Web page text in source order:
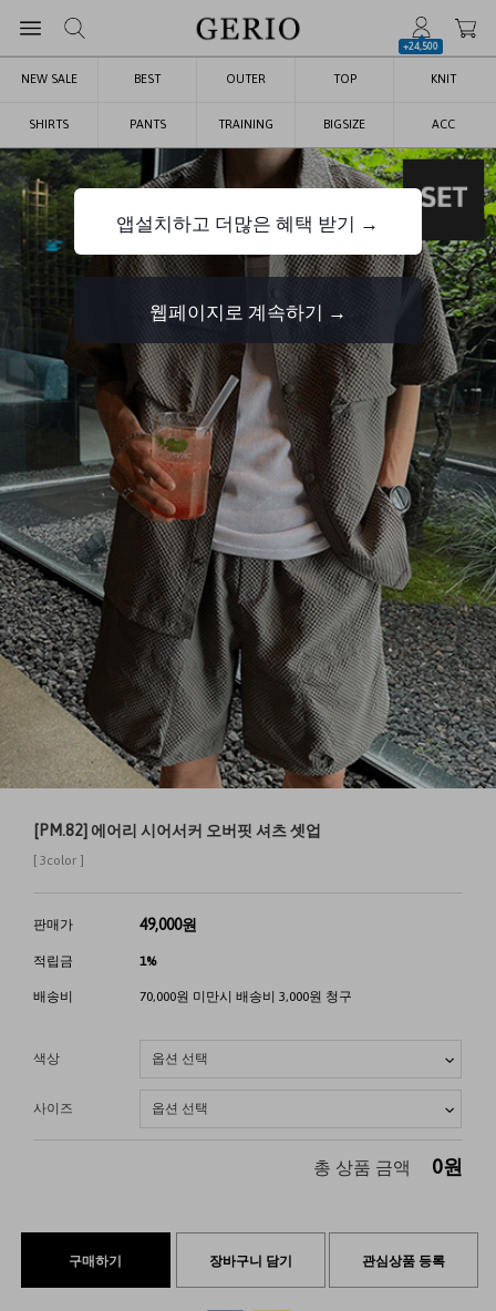
+24,500
NEW SALE BEST OUTER TOP KNIT
SHIRTS PANTS TRAINING BIGSIZE ACC
[PM.82] 에어리 시어서커 오버핏 셔츠 셋업
[ 3color ]
판매가 49,000원
적립금 1%
배송비 70,000원 미만시 배송비 3,000원 청구
색상
사이즈
총 상품 금액 0원
구매하기 장바구니 담기 관심상품 등록
앱설치하고 더많은 혜택 받기 →
웹페이지로 계속하기 →